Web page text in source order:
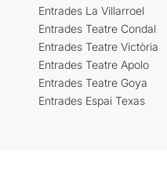
Entrades La Villarroel
Entrades Teatre Condal
Entrades Teatre Victòria
Entrades Teatre Apolo
Entrades Teatre Goya
Entrades Espai Texas